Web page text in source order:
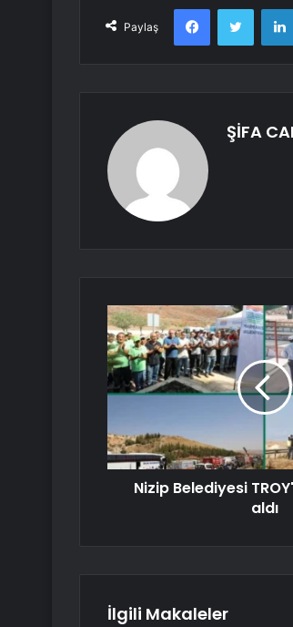
Paylaş
FacebookTwitter
ŞİFA
Nizip Belediyesi
aldı
İlgili Makaleler